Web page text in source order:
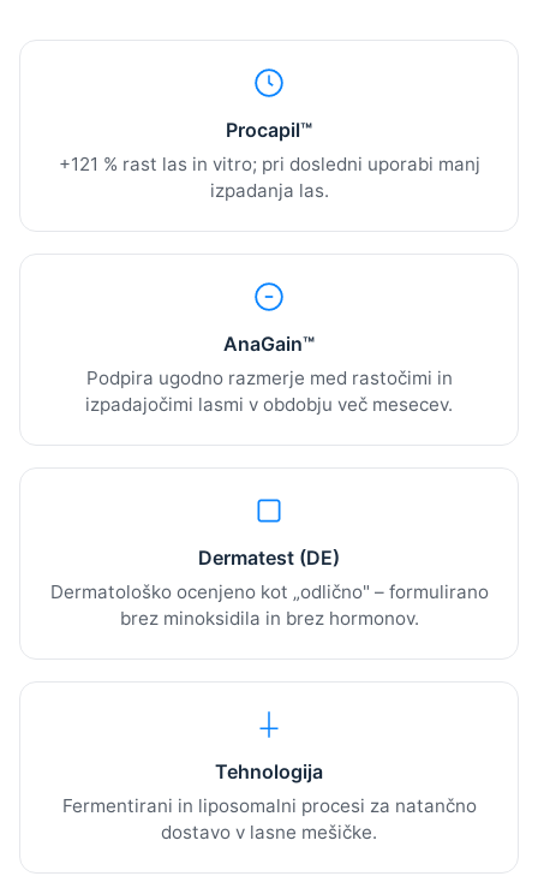
Procapil™
+121 % rast las in vitro; pri dosledni uporabi manj
izpadanja las.
AnaGain™
Podpira ugodno razmerje med rastočimi in
izpadajočimi lasmi v obdobju več mesecev.
Dermatest (DE)
Dermatološko ocenjeno kot „odlično" – formulirano
brez minoksidila in brez hormonov.
Tehnologija
Fermentirani in liposomalni procesi za natančno
dostavo v lasne mešičke.